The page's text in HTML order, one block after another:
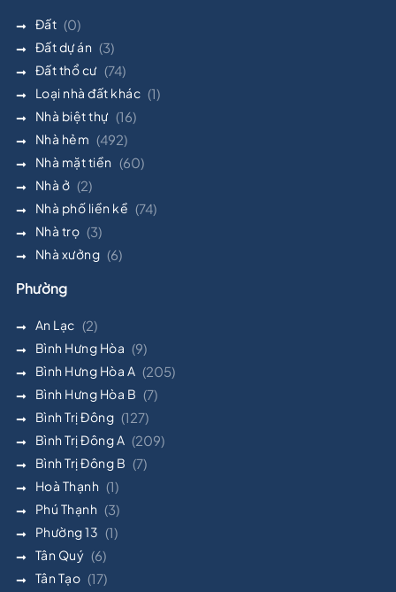
Đất (0)
Đất dự án (3)
Đất thổ cư (74)
Loại nhà đất khác (1)
Nhà biệt thự (16)
Nhà hẻm (492)
Nhà mặt tiền (60)
Nhà ở (2)
Nhà phố liền kề (74)
Nhà trọ (3)
Nhà xưởng (6)
Phường
An Lạc (2)
Bình Hưng Hòa (9)
Bình Hưng Hòa A (205)
Bình Hưng Hòa B (7)
Bình Trị Đông (127)
Bình Trị Đông A (209)
Bình Trị Đông B (7)
Hoà Thạnh (1)
Phú Thạnh (3)
Phường 13 (1)
Tân Quý (6)
Tân Tạo (17)